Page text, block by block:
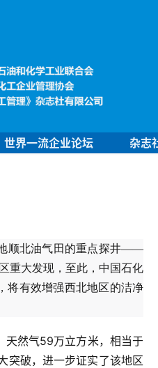
世界一流企业论坛 杂志
顺北油气田的重点探井——
重大发现，至此，中国石化
将有效增强西北地区的洁净
天然气59万立方米，相当于
突破，进一步证实了该地区